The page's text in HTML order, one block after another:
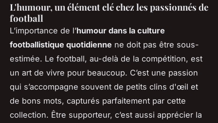
L'humour, un élément clé chez les passionnés de
football
L’importance de l’humour dans la culture
footballistique quotidienne ne doit pas être sous-
estimée. Le football, au-delà de la compétition, est
un art de vivre pour beaucoup. C’est une passion
qui s’accompagne souvent de petits clins d'œil et
de bons mots, capturés parfaitement par cette
collection. Être supporteur, c’est aussi apprécier la